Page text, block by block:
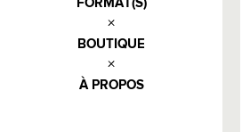
FORMAT(S)
BOUTIQUE
À PROPOS